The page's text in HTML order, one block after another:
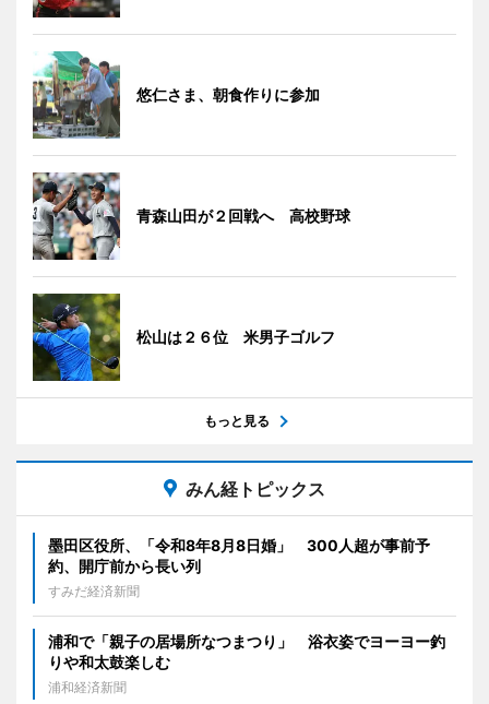
悠仁さま、朝食作りに参加
青森山田が２回戦へ 高校野球
松山は２６位 米男子ゴルフ
もっと見る
みん経トピックス
墨田区役所、「令和8年8月8日婚」 300人超が事前予
約、開庁前から長い列
すみだ経済新聞
浦和で「親子の居場所なつまつり」 浴衣姿でヨーヨー釣
りや和太鼓楽しむ
浦和経済新聞